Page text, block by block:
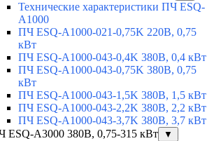
Технические характеристики ПЧ ESQ-
A1000
ПЧ ESQ-A1000-021-0,75K 220В, 0,75
кВт
ПЧ ESQ-A1000-043-0,4K 380В, 0,4 кВт
ПЧ ESQ-A1000-043-0,75K 380В, 0,75
кВт
ПЧ ESQ-A1000-043-1,5K 380В, 1,5 кВт
ПЧ ESQ-A1000-043-2,2K 380В, 2,2 кВт
ПЧ ESQ-A1000-043-3,7K 380В, 3,7 кВт
ESQ-A3000 380В, 0,75-315 кВт
▼